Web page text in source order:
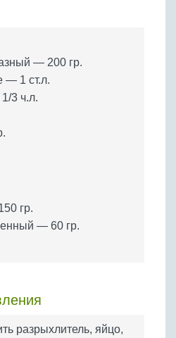
— 200 гр.
— 1 ст.л.
3 ч.л.
гр.
— 60 гр.
разрыхлитель, яйцо,